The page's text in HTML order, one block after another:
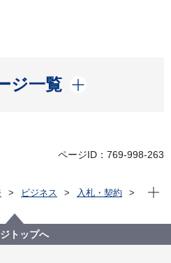
ジ一覧
開く
ページID：769-998-263
ビジネス
入札・契約
灯選別業務委託（北部）
現在
トップへ